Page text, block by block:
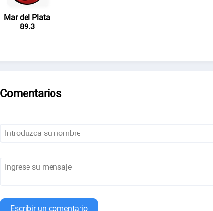
Mar del Plata
89.3
Comentarios
Escribir un comentario